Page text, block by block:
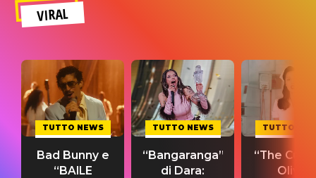
VIRAL
TUTTO NEWS
Bad Bunny e
“BAILE
TUTTO NEWS
“Bangaranga”
di Dara:
TUTTO
“The
Olivia